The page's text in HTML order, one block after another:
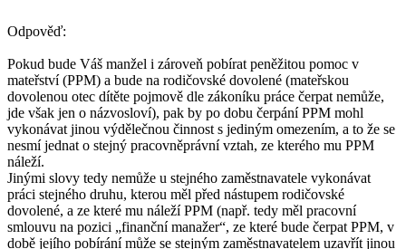
Odpověď:
Pokud bude Váš manžel i zároveň pobírat peněžitou pomoc v
mateřství (PPM) a bude na rodičovské dovolené (mateřskou
dovolenou otec dítěte pojmově dle zákoníku práce čerpat nemůže,
jde však jen o názvosloví), pak by po dobu čerpání PPM mohl
vykonávat jinou výdělečnou činnost s jediným omezením, a to že se
nesmí jednat o stejný pracovněprávní vztah, ze kterého mu PPM
náleží.
Jinými slovy tedy nemůže u stejného zaměstnavatele vykonávat
práci stejného druhu, kterou měl před nástupem rodičovské
dovolené, a ze které mu náleží PPM (např. tedy měl pracovní
smlouvu na pozici „finanční manažer“, ze které bude čerpat PPM, v
době jejího pobírání může se stejným zaměstnavatelem uzavřít jinou